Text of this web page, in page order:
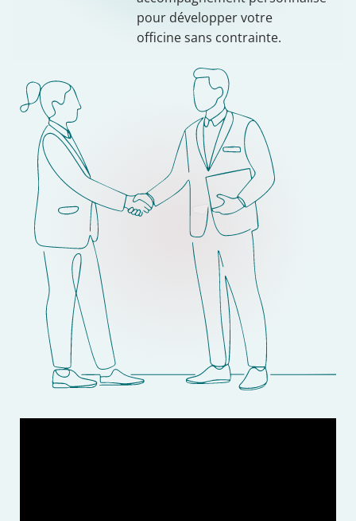
pour développer votre
officine sans contrainte.